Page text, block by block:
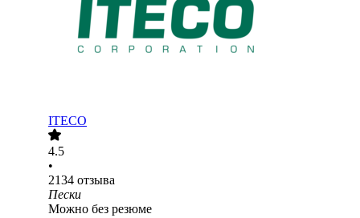
ITECO
4.5
•
2134 отзыва
Пески
Можно без резюме